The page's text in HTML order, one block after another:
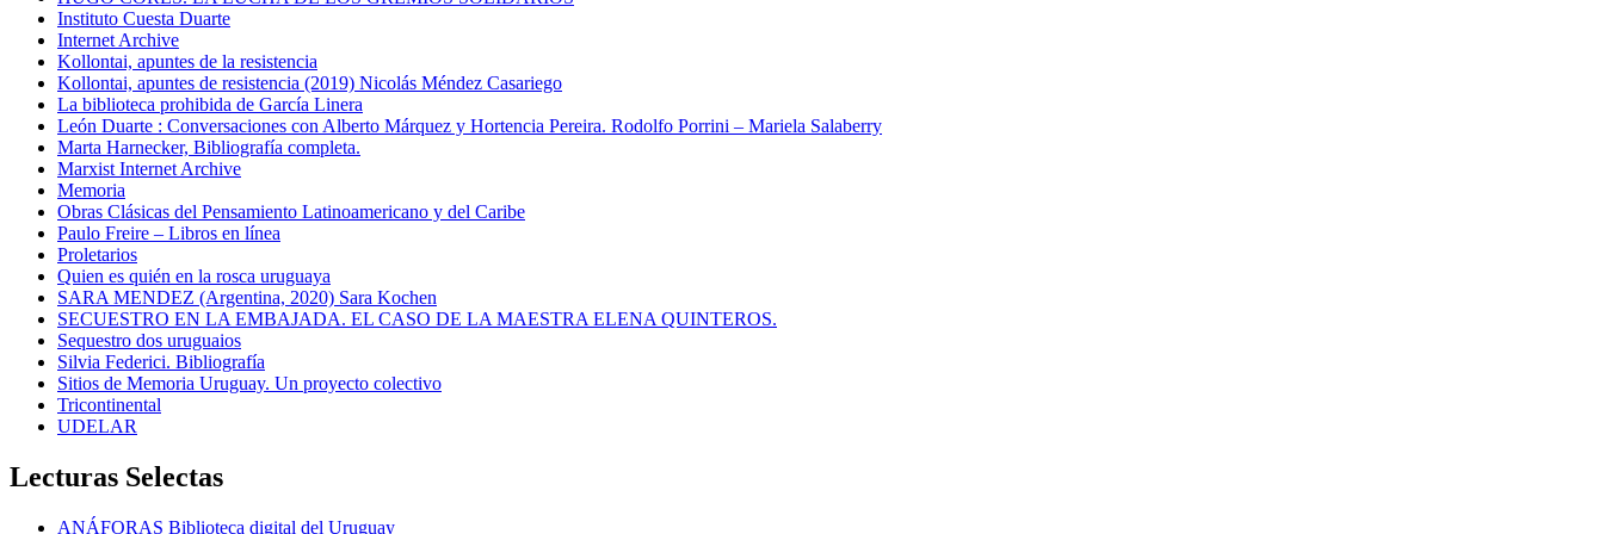
Instituto Cuesta Duarte
Internet Archive
Kollontai, apuntes de la resistencia
Kollontai, apuntes de resistencia (2019) Nicolás Méndez Casariego
La biblioteca prohibida de García Linera
León Duarte : Conversaciones con Alberto Márquez y Hortencia Pereira. Rodolfo Porrini – Mariela Salaberry
Marta Harnecker, Bibliografía completa.
Marxist Internet Archive
Memoria
Obras Clásicas del Pensamiento Latinoamericano y del Caribe
Paulo Freire – Libros en línea
Proletarios
Quien es quién en la rosca uruguaya
SARA MENDEZ (Argentina, 2020) Sara Kochen
SECUESTRO EN LA EMBAJADA. EL CASO DE LA MAESTRA ELENA QUINTEROS.
Sequestro dos uruguaios
Silvia Federici. Bibliografía
Sitios de Memoria Uruguay. Un proyecto colectivo
Tricontinental
UDELAR
Lecturas Selectas
ANÁFORAS Biblioteca digital del Uruguay